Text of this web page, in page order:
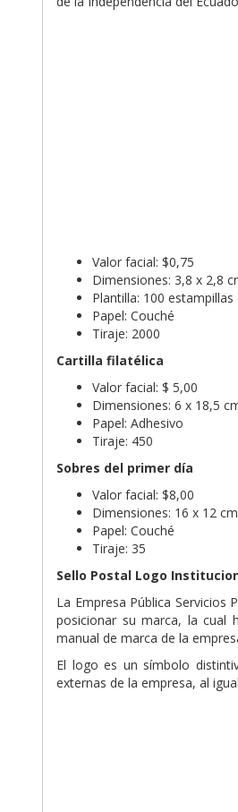
Valor facial: $0,75
Dimensiones: 3,8 x 2,8
Plantilla: 100 estampillas
Papel: Couché
Tiraje: 2000
Cartilla filatélica
Valor facial: $ 5,00
Dimensiones: 6 x 18,5
Papel: Adhesivo
Tiraje: 450
Sobres del primer día
Valor facial: $8,00
Dimensiones: 16 x 12 cm
Papel: Couché
Tiraje: 35
Sello Postal Logo
La Empresa Pública Servicios
posicionar su marca, la cual
manual de marca de la
El logo es un símbolo
externas de la empresa, al